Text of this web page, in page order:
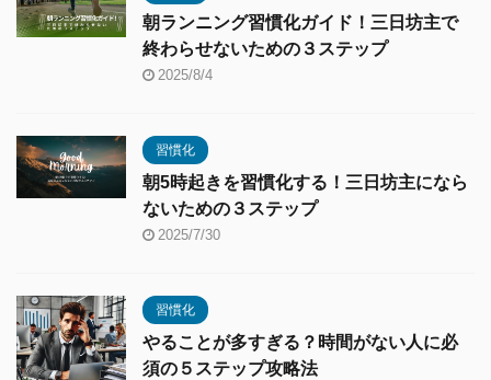
朝ランニング習慣化ガイド！三日坊主で
終わらせないための３ステップ
2025/8/4
習慣化
朝5時起きを習慣化する！三日坊主になら
ないための３ステップ
2025/7/30
習慣化
やることが多すぎる？時間がない人に必
須の５ステップ攻略法